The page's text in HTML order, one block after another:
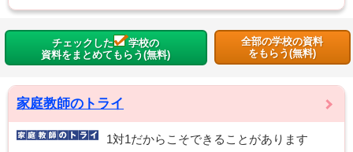
チェックした
学校の
資料をまとめてもらう(無料)
全部の学校の資料
をもらう(無料)
家庭教師のトライ
1対1だからこそできることがあります